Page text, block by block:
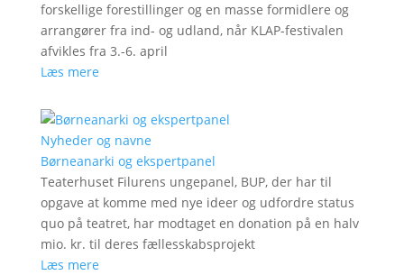
forskellige forestillinger og en masse formidlere og
arrangører fra ind- og udland, når KLAP-festivalen
afvikles fra 3.-6. april
Læs mere
Nyheder og navne
Børneanarki og ekspertpanel
Teaterhuset Filurens ungepanel, BUP, der har til
opgave at komme med nye ideer og udfordre status
quo på teatret, har modtaget en donation på en halv
mio. kr. til deres fællesskabsprojekt
Læs mere